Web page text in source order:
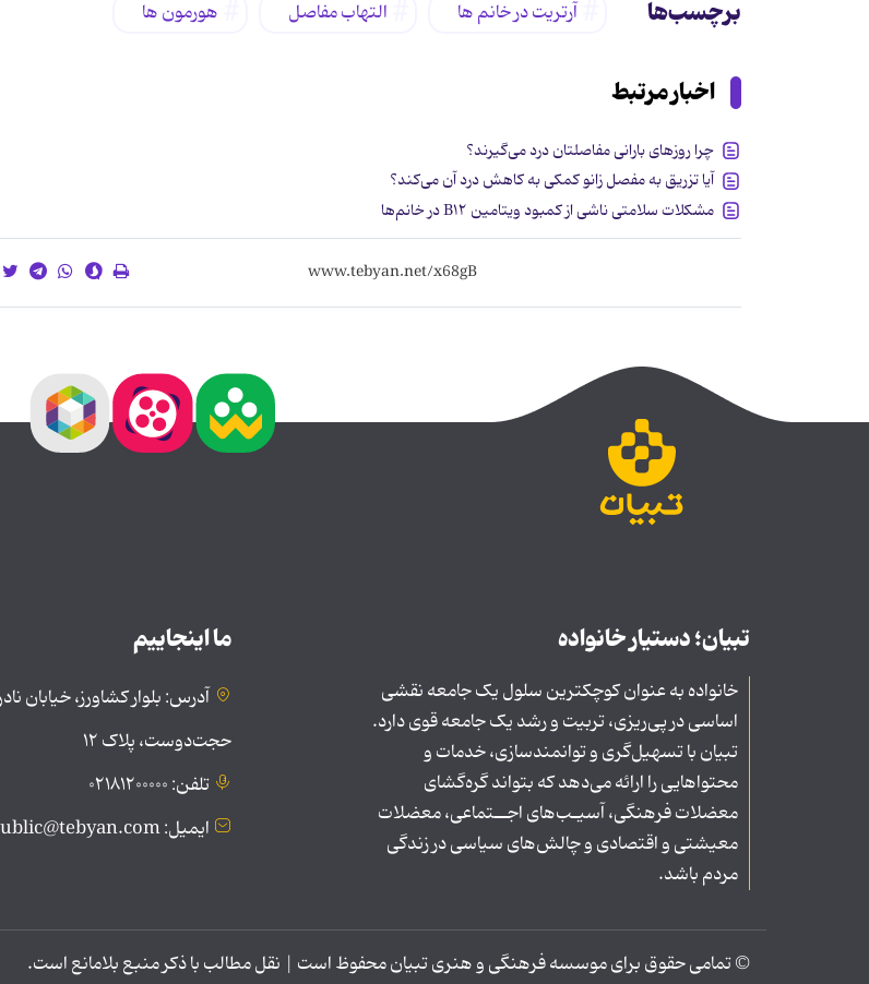
برچسب‌ها آرتریت در خانم ها التهاب مفاصل هورمون ها
اخبار مرتبط
چرا روزهای بارانی مفاصلتان درد می‌گیرند؟
آیا تزریق به مفصل زانو کمکی به کاهش درد آن می‌کند؟
مشکلات سلامتی ناشی از کمبود ویتامین B۱۲ در خانم‌ها
تبیان؛ دستیار خانواده
خانواده به عنوان کوچکترین سلول یک جامعه نقشی
اساسی در پی‌ریزی، تربیت و رشد یک جامعه قوی دارد.
تبیان با تسهیل‌گری و توانمندسازی، خدمات و
محتواهایی را ارائه می‌دهد که بتواند گره‌گشای
معضلات فرهنگی، آسیـب‌های اجــتماعی، معضلات
معیشتی و اقتصادی و چالش‌های سیاسی در زندگی
مردم باشد.
ما اینجاییم
آدرس: بلوار کشاورز، خیابان
حجت‌دوست، پلاک ۱۲
تلفن: ۰۲۱۸۱۲۰۰۰۰۰
ایمیل: public@tebyan.com
© تمامی حقوق برای موسسه فرهنگی و هنری تبیان محفوظ است | نقل مطالب با ذکر منبع بلامانع است.